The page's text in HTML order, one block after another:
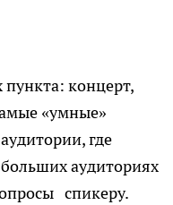
концерт,
«умные»
где
аудиториях
спикеру.